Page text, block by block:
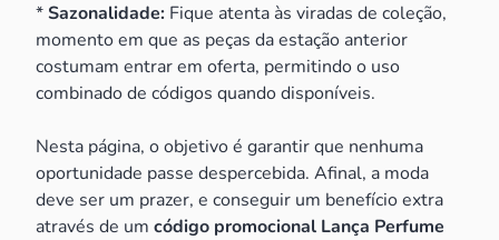
*Sazonalidade: Fique atenta às viradas de coleção,
momento em que as peças da estação anterior
costumam entrar em oferta, permitindo o uso
combinado de códigos quando disponíveis.
Nesta página, o objetivo é garantir que nenhuma
oportunidade passe despercebida. Afinal, a moda
deve ser um prazer, e conseguir um benefício extra
através de um código promocional Lança Perfume